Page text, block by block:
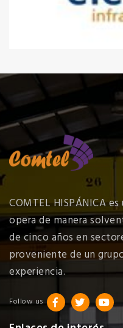
COMTEL HISPÁNICA
opera de manera
de cinco años en
proveniente de un
experiencia.
Follow us